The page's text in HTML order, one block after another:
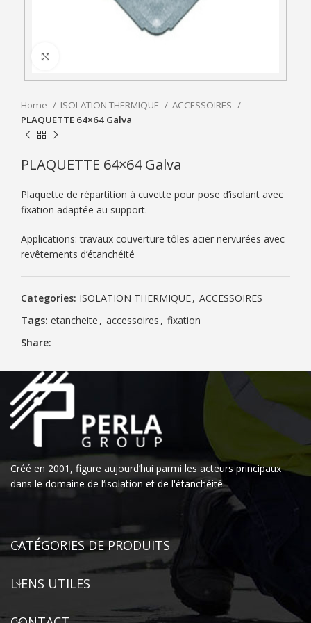
Home ISOLATION THERMIQUE
ACCESSOIRES
PLAQUETTE 64×64 Galva
PLAQUETTE 64×64 Galva
Plaquette de répartition à cuvette pour pose d’isolant avec
fixation adaptée au support.
Applications: travaux couverture tôles acier nervurées avec
revêtements d’étanchéité
Categories: ISOLATION THERMIQUE, ACCESSOIRES
Tags: etancheite , accessoires , fixation
Share:
Créé en 2001, figure aujourd’hui parmi les acteurs principaux
dans le domaine de l‘isolation et de l'étanchéité.
CATÉGORIES DE PRODUITS
LIENS UTILES